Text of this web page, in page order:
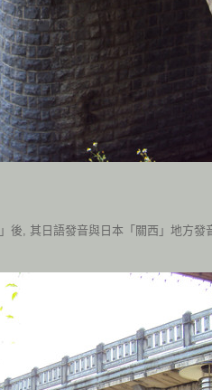
」後, 其日語發音與日本「關西」地方發